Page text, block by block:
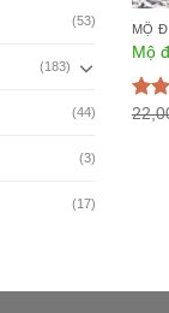
(53)
(183)
(44)
(3)
(17)
MỘ
Mộ